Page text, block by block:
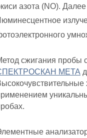
азота (NO).
сжигания пробы
МЕТА